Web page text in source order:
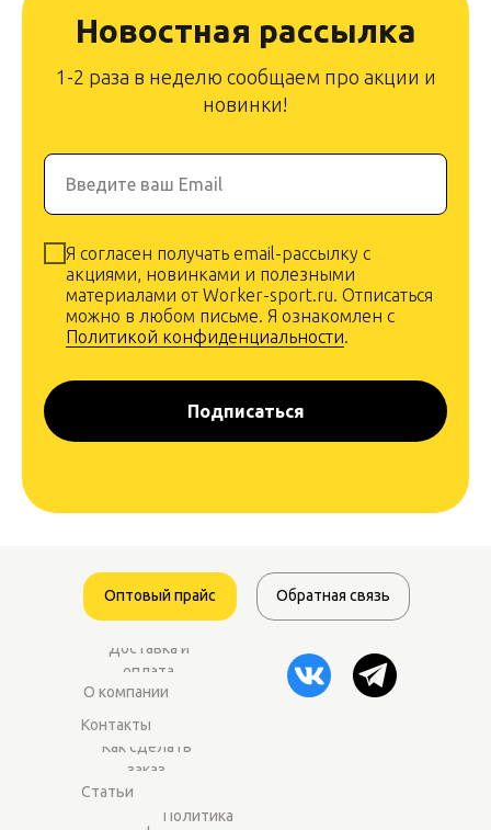
Новостная рассылка
1-2 раза в неделю сообщаем про акции и
новинки!
Введите ваш Email
Я согласен получать email-рассылку с
акциями, новинками и полезными
материалами от Worker-sport.ru. Отписаться
можно в любом письме. Я ознакомлен с
Политикой конфиденциальности.
Подписаться
Контакты
О компании
Доставка и
оплата
Оптовый прайс Обратная связь
Статьи
Как сделать
заказ
Политика